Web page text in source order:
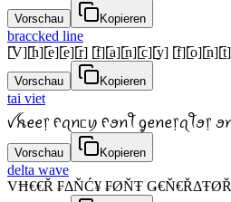
Vorschau Kopieren
braccked line
[̲̅V][̲̅h][̲̅e][̲̅e][̲̅r] [̲̅f][̲̅a][̲̅n][̲̅c][̲̅y]
Vorschau Kopieren
tai viet
ꪜꫝꫀꫀ᥅ ᠻꪖꪀᥴꪗ ᠻꪮꪀꪻ ᧁꫀꪀꫀ᥅ꪖꪻꪮ᥅
Vorschau Kopieren
delta wave
VĦ€€Ř ₣ΔŇĆ¥ ₣ØŇŦ